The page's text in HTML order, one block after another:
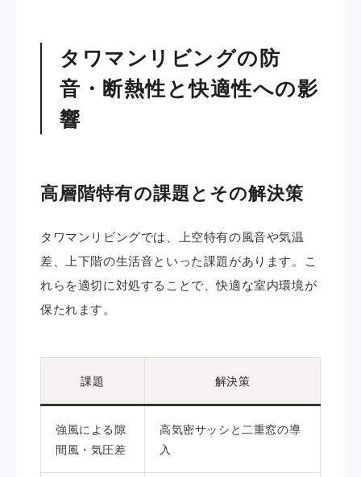
タワマンリビングの防
音・断熱性と快適性への影
響
高層階特有の課題とその解決策
タワマンリビングでは、上空特有の風音や気温
差、上下階の生活音といった課題があります。こ
れらを適切に対処することで、快適な室内環境が
保たれます。
課題 解決策
強風による隙
間風・気圧差
高気密サッシと二重窓の導
入